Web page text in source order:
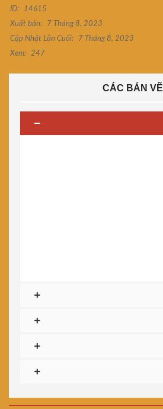
ID:
14615
Xuất bản:
7 Tháng 8, 2023
Cập Nhật Lần Cuối:
7 Tháng 8, 2023
Xem:
247
CÁC BẢN VẼ